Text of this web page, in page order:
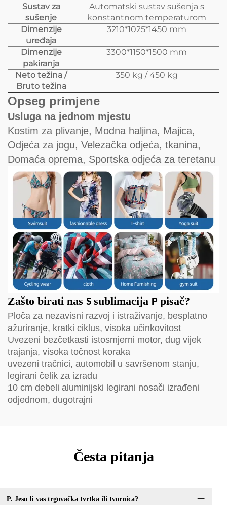
Sustav za
sušenje
Automatski sustav sušenja s
konstantnom temperaturom
Dimenzije
uređaja
3210*1025*1450 mm
Dimenzije
pakiranja
3300*1150*1500 mm
Neto težina /
Bruto težina
350 kg / 450 kg
Opseg primjene
Usluga na jednom mjestu
Kostim za plivanje, Modna haljina, Majica,
Odjeća za jogu, Velezačka odjeća, tkanina,
Domaća oprema, Sportska odjeća za teretanu
Zašto birati nas S sublimacija P pisač?
Ploča za nezavisni razvoj i istraživanje, besplatno
ažuriranje, kratki ciklus, visoka učinkovitost
Uvezeni bezčetkasti istosmjerni motor, dug vijek
trajanja, visoka točnost koraka
uvezeni tračnici, automobil u savršenom stanju,
legirani čelik za izradu
10 cm debeli aluminijski legirani nosači izrađeni
odjednom, dugotrajni
Česta pitanja
P. Jesu li vas trgovačka tvrtka ili tvornica?